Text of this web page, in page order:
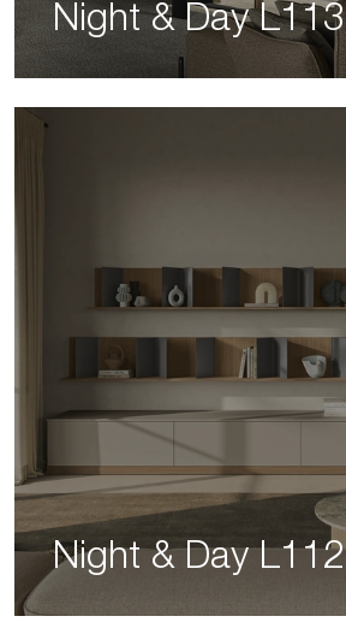
Night & Day L113
Night & Day L112